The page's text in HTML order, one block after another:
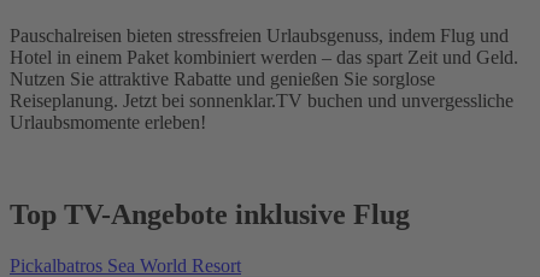
Pauschalreisen bieten stressfreien Urlaubsgenuss, indem Flug und
Hotel in einem Paket kombiniert werden – das spart Zeit und Geld.
Nutzen Sie attraktive Rabatte und genießen Sie sorglose
Reiseplanung. Jetzt bei sonnenklar.TV buchen und unvergessliche
Urlaubsmomente erleben!
Top TV-Angebote inklusive Flug
Pickalbatros Sea World Resort